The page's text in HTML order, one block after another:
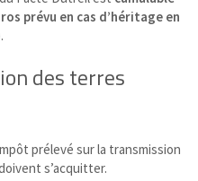
prévu en cas d’héritage en
des terres
prélevé sur la transmission
s’acquitter.